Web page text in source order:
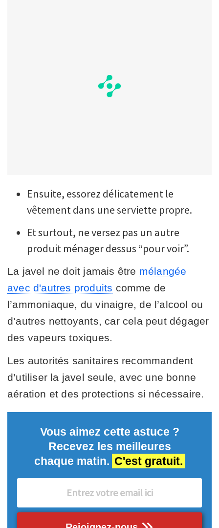
Ensuite, essorez délicatement le
vêtement dans une serviette propre.
Et surtout, ne versez pas un autre
produit ménager dessus “pour voir”.
La javel ne doit jamais être mélangée
avec d'autres produits comme de
l’ammoniaque, du vinaigre, de l’alcool ou
d’autres nettoyants, car cela peut dégager
des vapeurs toxiques.
Les autorités sanitaires recommandent
d’utiliser la javel seule, avec une bonne
aération et des protections si nécessaire.
Vous aimez cette astuce ?
Recevez les meilleures
chaque matin. C'est gratuit.